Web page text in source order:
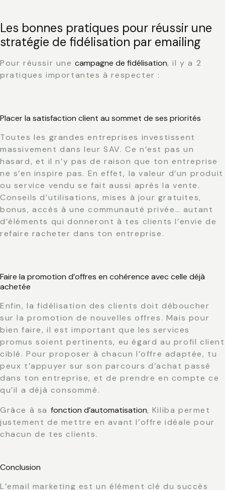
Les bonnes pratiques pour réussir une
stratégie de fidélisation par emailing
Pour réussir unecampagne de fidélisation, il y a 2
pratiques importantes à respecter :
Placer la satisfaction client au sommet de ses priorités
Toutes les grandes entreprises investissent
massivement dans leur SAV. Ce n’est pas un
hasard, et il n’y pas de raison que ton entreprise
ne s’en inspire pas. En effet, la valeur d’un produit
ou service vendu se fait aussi après la vente.
Conseils d’utilisations, mises à jour gratuites,
bonus, accès à une communauté privée… autant
d’éléments qui donneront à tes clients l’envie de
refaire racheter dans ton entreprise.
Faire la promotion d’offres en cohérence avec celle déjà
achetée
Enfin, la fidélisation des clients doit déboucher
sur la promotion de nouvelles offres. Mais pour
bien faire, il est important que les services
promus soient pertinents, eu égard au profil client
ciblé. Pour proposer à chacun l’offre adaptée, tu
peux t’appuyer sur son parcours d’achat passé
dans ton entreprise, et de prendre en compte ce
qu’il a déjà consommé.
Grâce à sa fonction d’automatisation, Kiliba permet
justement de mettre en avant l’offre idéale pour
chacun de tes clients.
Conclusion
L’email marketing est un élément clé du succès